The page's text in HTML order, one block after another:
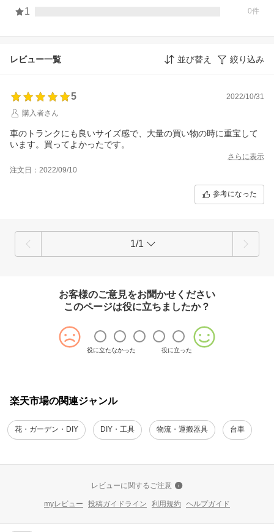
1 0件
レビュー一覧 並び替え 絞り込み
5
2022/10/31
購入者さん
車のトランクにも良いサイズ感で、大量の買い物の時に重宝して
います。買ってよかったです。
さらに表示
注文日：2022/09/10
参考になった
1/1
お客様のご意見をお聞かせください
このページは役に立ちましたか？
役に立たなかった 役に立った
楽天市場の関連ジャンル
花・ガーデン・DIY DIY・工具 物流・運搬器具 台車
レビューに関するご注意
myレビュー 投稿ガイドライン 利用規約 ヘルプガイド